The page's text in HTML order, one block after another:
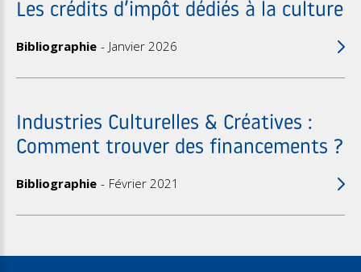
Les crédits d’impôt dédiés à la culture
Bibliographie Janvier 2026
Industries Culturelles & Créatives :
Comment trouver des financements ?
Bibliographie Février 2021